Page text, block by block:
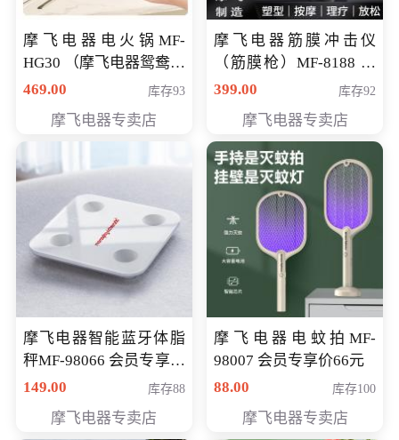
摩飞电器电火锅MF-
HG30 （摩飞电器鸳鸯锅
MF-HG30 ） 会员专享价
469.00 库存93
摩飞电器专卖店
摩飞电器筋膜冲击仪
（筋膜枪）MF-8188 会
员专享价268元
399.00 库存92
摩飞电器专卖店
摩飞电器智能蓝牙体脂
秤MF-98066 会员专享价
98元
149.00 库存88
摩飞电器专卖店
摩飞电器电蚊拍MF-
98007 会员专享价66元
88.00
库存100
摩飞电器专卖店